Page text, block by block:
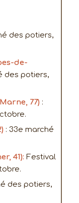
des potiers,
de-
des potiers,
77) :
: 33e marché
41): Festival
des potiers,